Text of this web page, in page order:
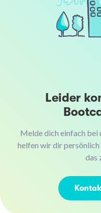
Leider
Melde dich einfach bei
helfen wir dir
das